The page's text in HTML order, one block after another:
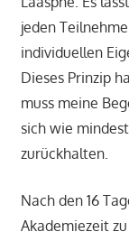
jeden
individuellen
Dieses Prinzip
muss meine
sich wie
zurückhalten.
Nach den 16
Akademiezeit